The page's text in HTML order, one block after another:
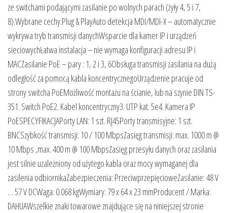
ze switchami podającymi zasilanie po wolnych parach (żyły 4, 5 i 7,
8).Wybrane cechy:Plug & PlayAuto detekcja MDI/MDI-X – automatycznie
wykrywa tryb transmisji danychWsparcie dla kamer IP i urządzeń
sieciowychŁatwa instalacja – nie wymaga konfiguracji adresu IP i
MACZasilanie PoE – pary : 1, 2 i 3, 6Obsługa transmisji zasilania na dużą
odległość za pomocą kabla koncentrycznegoUrządzenie pracuje od
strony switcha PoEMożliwość montażu na ścianie, lub na szynie DIN TS-
351. Switch PoE2. Kabel koncentryczny3. UTP kat. 5e4. Kamera IP
PoESPECYFIKACJAPorty LAN: 1 szt. RJ45Porty transmisyjne: 1 szt.
BNCSzybkość transmisji: 10 / 100 MbpsZasięg transmisji: max. 1000 m @
10 Mbps ,max. 400 m @ 100 MbpsZasięg przesyłu danych oraz zasilania
jest silnie uzależniony od użytego kabla oraz mocy wymaganej dla
zasilenia odbiornikaZabezpieczenia: PrzeciwprzepięcioweZasilanie: 48 V
… 57 V DCWaga: 0.068 kgWymiary: 79 x 64 x 23 mmProducent / Marka:
DAHUAWszelkie znaki towarowe znajdujące się na niniejszej stronie